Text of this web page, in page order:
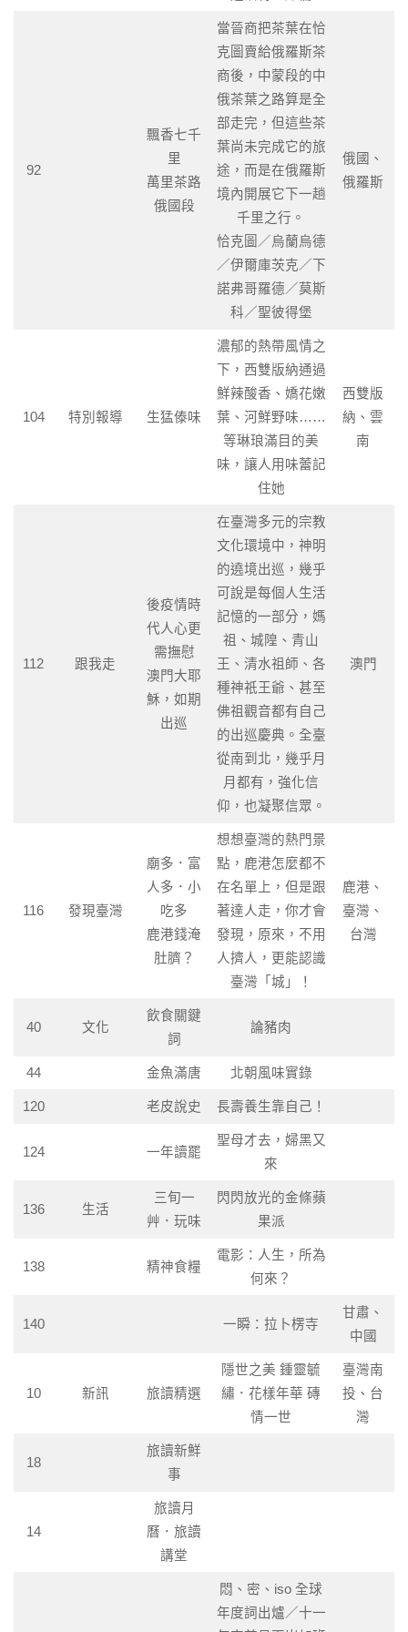
92
飄香七千
里
萬里茶路
俄國段
當晉商把茶葉在恰
克圖賣給俄羅斯茶
商後，中蒙段的中
俄茶葉之路算是全
部走完，但這些茶
葉尚未完成它的旅
途，而是在俄羅斯
境內開展它下一趟
千里之行。
恰克圖／烏蘭烏德
／伊爾庫茨克／下
諾弗哥羅德／莫斯
科／聖彼得堡
俄國、
俄羅斯
104 特別報導 生猛傣味
濃郁的熱帶風情之
下，西雙版納通過
鮮辣酸香、嬌花嫩
葉、河鮮野味……
等琳琅滿目的美
味，讓人用味蕾記
住她
西雙版
納、雲
南
112 跟我走
後疫情時
代人心更
需撫慰
澳門大耶
穌，如期
出巡
在臺灣多元的宗教
文化環境中，神明
的遶境出巡，幾乎
可說是每個人生活
記憶的一部分，媽
祖、城隍、青山
王、清水祖師、各
種神祇王爺、甚至
佛祖觀音都有自己
的出巡慶典。全臺
從南到北，幾乎月
月都有，強化信
仰，也凝聚信眾。
澳門
116 發現臺灣
廟多．富
人多．小
吃多
鹿港錢淹
肚臍？
想想臺灣的熱門景
點，鹿港怎麼都不
在名單上，但是跟
著達人走，你才會
發現，原來，不用
人擠人，更能認識
臺灣「城」！
鹿港、
臺灣、
台灣
40 文化
飲食關鍵
詞
論豬肉
44 金魚滿唐 北朝風味實錄
120 老皮說史 長壽養生靠自己！
124 一年讀罷
聖母才去，婦黑又
來
136 生活
三旬一
艸．玩味
閃閃放光的金條蘋
果派
138 精神食糧
電影：人生，所為
何來？
140 一瞬：拉卜楞寺
甘肅、
中國
10 新訊 旅讀精選
隱世之美 鍾靈毓
繡．花樣年華 磚
情一世
臺灣南
投、台
灣
18
旅讀新鮮
事
14
旅讀月
曆．旅讀
講堂
悶、密、iso 全球
年度詞出爐／十一